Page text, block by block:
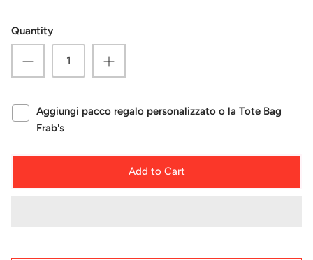
Quantity
Aggiungi pacco regalo personalizzato o la Tote Bag
Frab's
Add to Cart